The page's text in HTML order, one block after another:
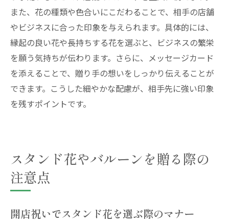
また、花の種類や色合いにこだわることで、相手の店舗
やビジネスに合った印象を与えられます。具体的には、
縁起の良い花や長持ちする花を選ぶと、ビジネスの繁栄
を願う気持ちが伝わります。さらに、メッセージカード
を添えることで、贈り手の想いをしっかり伝えることが
できます。こうした細やかな配慮が、相手先に強い印象
を残すポイントです。
スタンド花やバルーンを贈る際の
注意点
開店祝いでスタンド花を選ぶ際のマナー